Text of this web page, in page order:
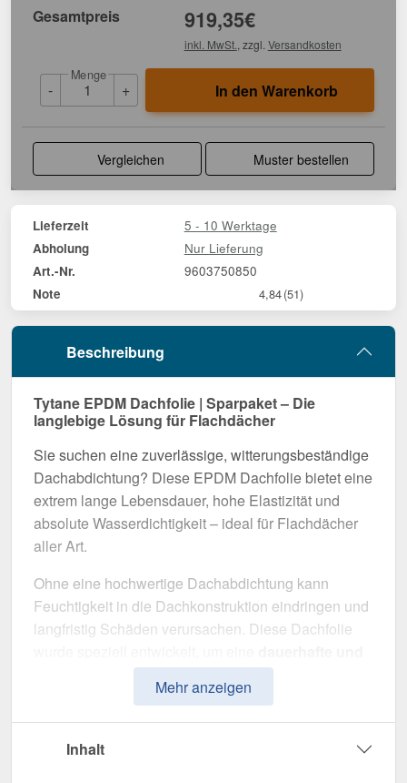
Gesamtpreis
919,35€
inkl. MwSt. , zzgl. Versandkosten
-
Menge
+ In den Warenkorb
Vergleichen Muster bestellen
Lieferzeit 5 - 10 Werktage
Abholung Nur Lieferung
Art.-Nr. 9603750850
Note 4,84(51)
Beschreibung
Tytane EPDM Dachfolie | Sparpaket – Die
langlebige Lösung für Flachdächer
Sie suchen eine zuverlässige, witterungsbeständige
Dachabdichtung? Diese EPDM Dachfolie bietet eine
extrem lange Lebensdauer, hohe Elastizität und
absolute Wasserdichtigkeit – ideal für Flachdächer
aller Art.
Ohne eine hochwertige Dachabdichtung kann
Feuchtigkeit in die Dachkonstruktion eindringen und
langfristig Schäden verursachen. Diese Dachfolie
sichere Abdichtungzu gewährleisten. Sie
überzeugt durch einfache Verlegung, hohe
Widerstandsfähigkeit und maximale Langlebigkeit.
Hergestellt aus
Mehr anzeigen
Inhalt